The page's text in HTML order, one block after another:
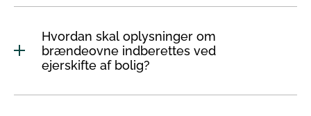
Hvordan skal oplysninger om
brændeovne indberettes ved
ejerskifte af bolig?